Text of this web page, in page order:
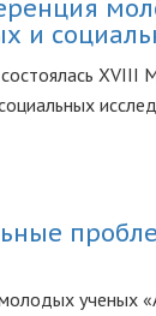
и
XVIII
ученых